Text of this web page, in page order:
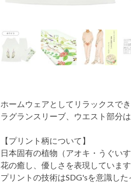
ホームウェアとしてリラックスで
ラグランスリーブ、ウエスト部分
【プリント柄について】
日本固有の植物（アオキ・うぐい
花の癒し、優しさを表現しています
プリントの技術はSDG'sを意識し